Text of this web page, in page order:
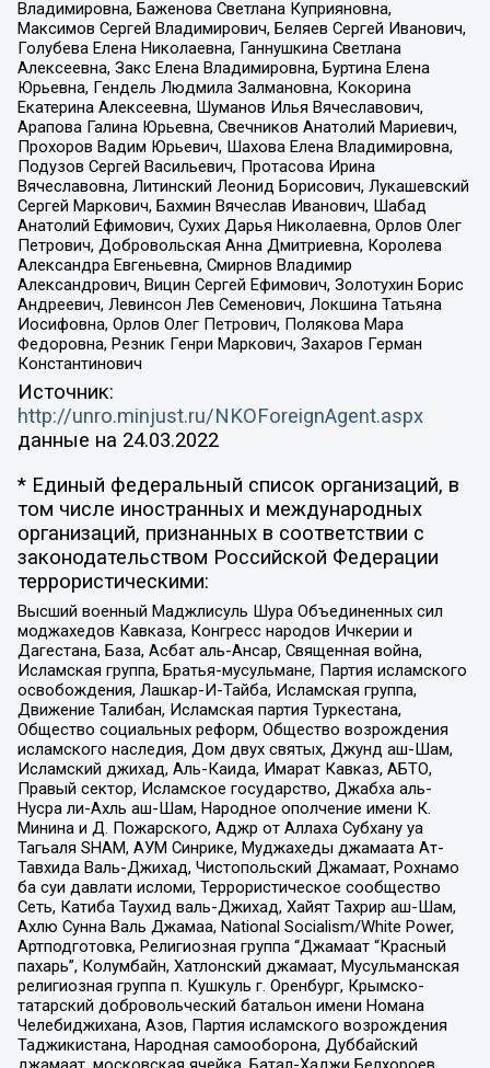
Владимировна, Баженова Светлана Куприяновна,
Максимов Сергей Владимирович, Беляев Сергей Иванович,
Голубева Елена Николаевна, Ганнушкина Светлана
Алексеевна, Закс Елена Владимировна, Буртина Елена
Юрьевна, Гендель Людмила Залмановна, Кокорина
Екатерина Алексеевна, Шуманов Илья Вячеславович,
Арапова Галина Юрьевна, Свечников Анатолий Мариевич,
Прохоров Вадим Юрьевич, Шахова Елена Владимировна,
Подузов Сергей Васильевич, Протасова Ирина
Вячеславовна, Литинский Леонид Борисович, Лукашевский
Сергей Маркович, Бахмин Вячеслав Иванович, Шабад
Анатолий Ефимович, Сухих Дарья Николаевна, Орлов Олег
Петрович, Добровольская Анна Дмитриевна, Королева
Александра Евгеньевна, Смирнов Владимир
Александрович, Вицин Сергей Ефимович, Золотухин Борис
Андреевич, Левинсон Лев Семенович, Локшина Татьяна
Иосифовна, Орлов Олег Петрович, Полякова Мара
Федоровна, Резник Генри Маркович, Захаров Герман
Константинович
Источник:
http://unro.minjust.ru/NKOForeignAgent.aspx
данные на 24.03.2022
* Единый федеральный список организаций, в
том числе иностранных и международных
организаций, признанных в соответствии с
законодательством Российской Федерации
террористическими:
Высший военный Маджлисуль Шура Объединенных сил
моджахедов Кавказа, Конгресс народов Ичкерии и
Дагестана, База, Асбат аль-Ансар, Священная война,
Исламская группа, Братья-мусульмане, Партия исламского
освобождения, Лашкар-И-Тайба, Исламская группа,
Движение Талибан, Исламская партия Туркестана,
Общество социальных реформ, Общество возрождения
исламского наследия, Дом двух святых, Джунд аш-Шам,
Исламский джихад, Аль-Каида, Имарат Кавказ, АБТО,
Правый сектор, Исламское государство, Джабха аль-
Нусра ли-Ахль аш-Шам, Народное ополчение имени К.
Минина и Д. Пожарского, Аджр от Аллаха Субхану уа
Тагьаля SHAM, АУМ Синрике, Муджахеды джамаата Ат-
Тавхида Валь-Джихад, Чистопольский Джамаат, Рохнамо
ба суи давлати исломи, Террористическое сообщество
Сеть, Катиба Таухид валь-Джихад, Хайят Тахрир аш-Шам,
Ахлю Сунна Валь Джамаа, National Socialism/White Power,
Артподготовка, Религиозная группа “Джамаат “Красный
пахарь”, Колумбайн, Хатлонский джамаат, Мусульманская
религиозная группа п. Кушкуль г. Оренбург, Крымско-
татарский добровольческий батальон имени Номана
Челебиджихана, Азов, Партия исламского возрождения
Таджикистана, Народная самооборона, Дуббайский